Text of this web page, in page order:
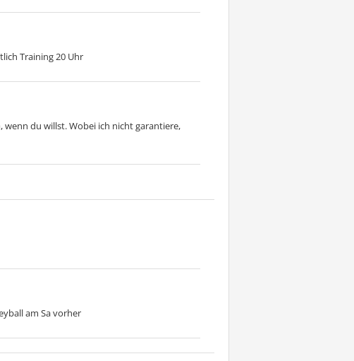
Training 20 Uhr
wenn du willst. Wobei ich nicht garantiere,
am Sa vorher